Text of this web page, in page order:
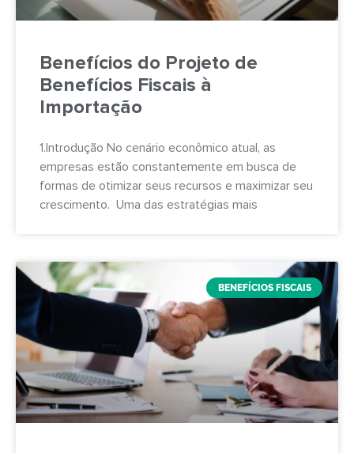
Benefícios do Projeto de
Benefícios Fiscais à
Importação
1.Introdução No cenário econômico atual, as
empresas estão constantemente em busca de
formas de otimizar seus recursos e maximizar seu
crescimento. Uma das estratégias mais
BENEFÍCIOS FISCAIS